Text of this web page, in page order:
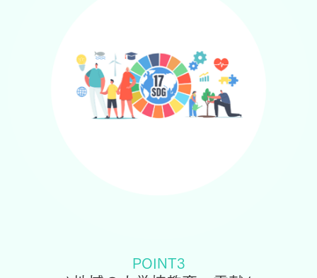
POINT3